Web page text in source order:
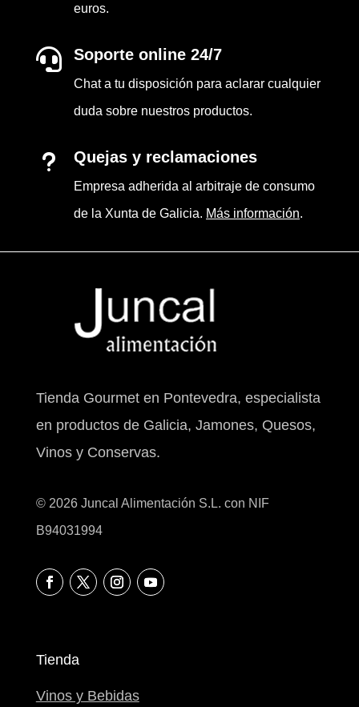
euros.
 Soporte online 24/7
Chat a tu disposición para aclarar cualquier
duda sobre nuestros productos.
u Quejas y reclamaciones
Empresa adherida al arbitraje de consumo
de la Xunta de Galicia. Más información.
Tienda Gourmet en Pontevedra, especialista
en productos de Galicia, Jamones, Quesos,
Vinos y Conservas.
© 2026 Juncal Alimentación S.L. con NIF
B94031994
Tienda
Vinos y Bebidas